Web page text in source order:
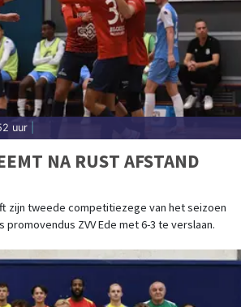
uur
NA RUST AFSTAND
zijn tweede competitiezege van het seizoen
promovendus ZVV Ede met 6-3 te verslaan.